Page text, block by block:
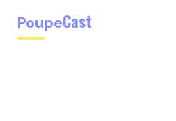
PoupeCast